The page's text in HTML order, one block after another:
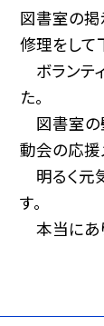
図書室の掲
修理をして
ボランテ
た。
図書室の
動会の応援
明るく元
す。
本当にあ